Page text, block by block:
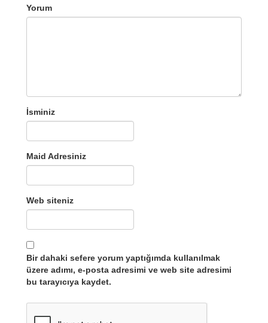
Yorum
İsminiz
Maid Adresiniz
Web siteniz
Bir dahaki sefere yorum yaptığımda kullanılmak
üzere adımı, e-posta adresimi ve web site adresimi
bu tarayıcıya kaydet.